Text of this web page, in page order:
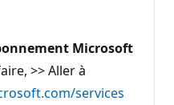
Microsoft
>> Aller à
services